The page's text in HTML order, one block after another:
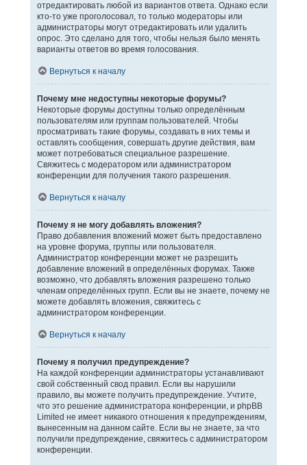
отредактировать любой из вариантов ответа. Однако если
кто-то уже проголосовал, то только модераторы или
администраторы могут отредактировать или удалить
опрос. Это сделано для того, чтобы нельзя было менять
варианты ответов во время голосования.
Вернуться к началу
Почему мне недоступны некоторые форумы?
Некоторые форумы доступны только определённым
пользователям или группам пользователей. Чтобы
просматривать такие форумы, создавать в них темы и
оставлять сообщения, совершать другие действия, вам
может потребоваться специальное разрешение.
Свяжитесь с модератором или администратором
конференции для получения такого разрешения.
Вернуться к началу
Почему я не могу добавлять вложения?
Право добавления вложений может быть предоставлено
на уровне форума, группы или пользователя.
Администратор конференции может не разрешить
добавление вложений в определённых форумах. Также
возможно, что добавлять вложения разрешено только
членам определённых групп. Если вы не знаете, почему не
можете добавлять вложения, свяжитесь с
администратором конференции.
Вернуться к началу
Почему я получил предупреждение?
На каждой конференции администраторы устанавливают
свой собственный свод правил. Если вы нарушили
правило, вы можете получить предупреждение. Учтите,
что это решение администратора конференции, и phpBB
Limited не имеет никакого отношения к предупреждениям,
вынесенным на данном сайте. Если вы не знаете, за что
получили предупреждение, свяжитесь с администратором
конференции.